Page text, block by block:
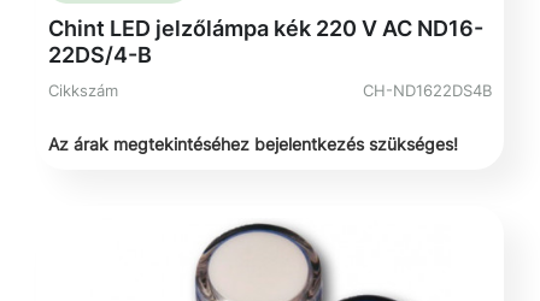
Chint LED jelzőlámpa kék 220 V AC ND16-
22DS/4-B
Cikkszám CH-ND1622DS4B
Az árak megtekintéséhez bejelentkezés szükséges!